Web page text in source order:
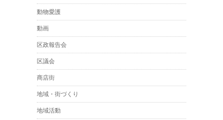
動物愛護
動画
区政報告会
区議会
商店街
地域・街づくり
地域活動